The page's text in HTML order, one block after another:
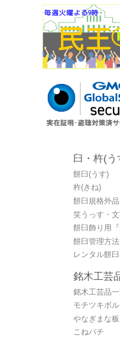
臼・杵(う
餅臼(うす)
杵(きね)
餅臼規格外品
笑うっす・
餅臼飾り用『
餅臼管理方法
レンタル餅臼
銘木工芸
銘木工芸品
モチツキボル
やなぎまな板
こねバチ